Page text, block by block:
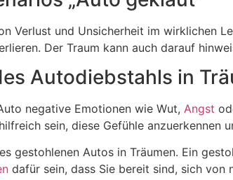
Verlust und Unsicherheit im wirklichen
Der Traum kann auch darauf
Autodiebstahls in
negative Emotionen wie Wut, Angst
sein, diese Gefühle
gestohlenen Autos in Träumen. Ein
dafür sein, dass Sie bereit sind, sich von